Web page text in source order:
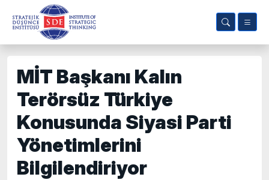
MİT Başkanı Kalın
Terörsüz Türkiye
Konusunda Siyasi Parti
Yönetimlerini
Bilgilendiriyor